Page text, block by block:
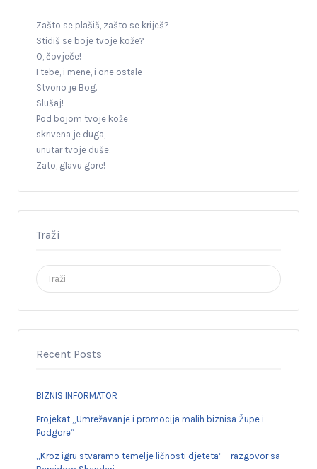
Zašto se plašiš, zašto se kriješ?
Stidiš se boje tvoje kože?
O, čovječe!
I tebe, i mene, i one ostale
Stvorio je Bog.
Slušaj!
Pod bojom tvoje kože
skrivena je duga,
unutar tvoje duše.
Zato, glavu gore!
Traži
Search
for:
Recent Posts
BIZNIS INFORMATOR
Projekat „Umrežavanje i promocija malih biznisa Župe i
Podgore“
„Kroz igru stvaramo temelje ličnosti djeteta“ – razgovor sa